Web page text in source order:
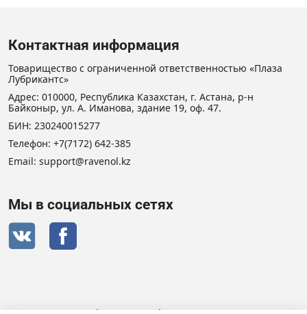
Контактная информация
Товарищество с ограниченной ответственностью «Плаза
Лубрикантс»
Адрес: 010000, Республика Казахстан, г. Астана, р-н
Байконыр, ул. А. Иманова, здание 19, оф. 47.
БИН: 230240015277
Телефон: +7(7172) 642-385
Email: support@ravenol.kz
Мы в социальных сетях